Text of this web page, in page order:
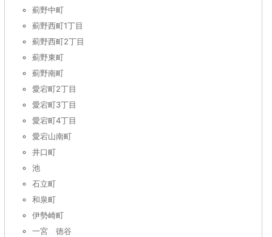
薊野中町
薊野西町1丁目
薊野西町2丁目
薊野東町
薊野南町
愛宕町2丁目
愛宕町3丁目
愛宕町4丁目
愛宕山南町
井口町
池
石立町
和泉町
伊勢崎町
一宮 徳谷